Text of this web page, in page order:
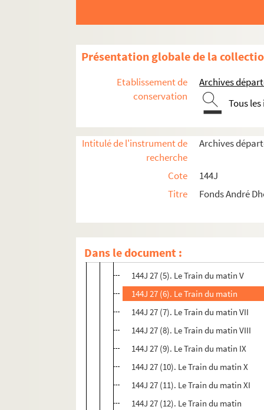
Présentation globale de la
Etablissement de
conservation
Archives
Tous
Intitulé de l'instrument de
recherche
Archives
Cote
144J
Titre
Fonds André
Dans le document :
144J 20. Pays natal, manuscrit
144J 22. L’Azur, manuscrit
144J 23. Un jour viendra,
144J 24. L’Honorable Monsieur
144J 25. Le Soleil du désert,
144J 26. Le Couvent des pinsons,
144J 27. Le Train du matin, manuscrit
144J 27 (2). Le Train du matin II
144J 27 (3). Le Train du matin III
144J 27 (4). Le Train du matin IV
144J 27 (5). Le Train du matin V
144J 27 (6). Le Train du matin
144J 27 (7). Le Train du matin VII
144J 27 (8). Le Train du matin VIII
144J 27 (9). Le Train du matin IX
144J 27 (10). Le Train du matin X
144J 27 (11). Le Train du matin XI
144J 27 (12). Le Train du matin